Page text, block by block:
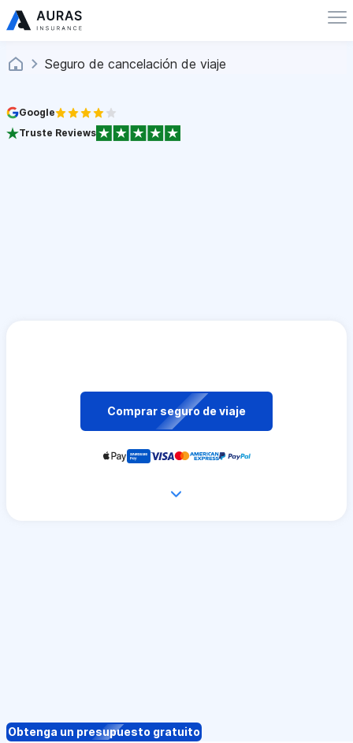
Seguro de cancelación de viaje
Google
Truste Reviews
Comprar seguro de viaje
Obtenga un presupuesto gratuito